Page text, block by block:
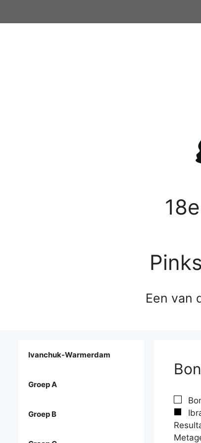
Een van
Ivanchuk-Warmerdam
Groep A
Groep B